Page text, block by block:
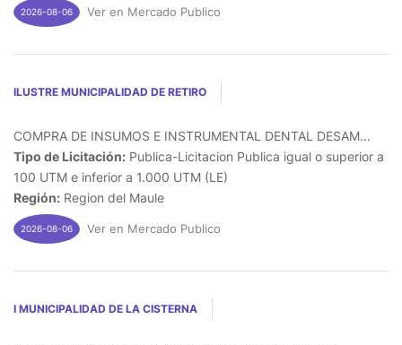
2026-08-06 Ver en Mercado Publico
ILUSTRE MUNICIPALIDAD DE RETIRO
COMPRA DE INSUMOS E INSTRUMENTAL DENTAL DESAM...
Tipo de Licitación: Publica-Licitacion Publica igual o superior a
100 UTM e inferior a 1.000 UTM (LE)
Región: Region del Maule
2026-08-06 Ver en Mercado Publico
I MUNICIPALIDAD DE LA CISTERNA